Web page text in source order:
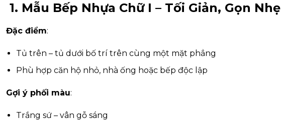
1. Mẫu Bếp Nhựa Chữ I – Tối Giản, Gọn Nhẹ
Đặc điểm:
Tủ trên – tủ dưới bố trí trên cùng một mặt phẳng
Phù hợp căn hộ nhỏ, nhà ống hoặc bếp độc lập
Gợi ý phối màu:
Trắng sứ – vân gỗ sáng